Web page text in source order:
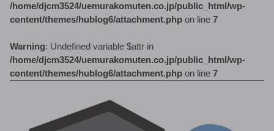
/home/djcm3524/uemurakomuten.co.jp/public_html/wp-
content/themes/hublog6/attachment.php on line 7
Warning: Undefined variable $attr in
/home/djcm3524/uemurakomuten.co.jp/public_html/wp-
content/themes/hublog6/attachment.php on line 7